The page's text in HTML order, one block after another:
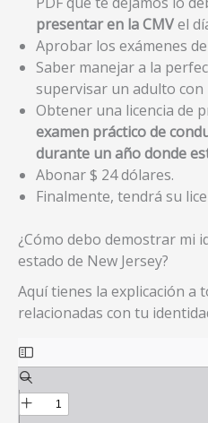
presentar en la CMVel
Aprobar los exámenes
Saber manejar a la
supervisar un adulto con
Obtener una licencia de
examen práctico de
durante un año donde
Abonar $ 24 dólares.
Finalmente, tendrá su
¿Cómo debo demostrar mi
estado de New Jersey?
Aquí tienes la explicación a
relacionadas con tu